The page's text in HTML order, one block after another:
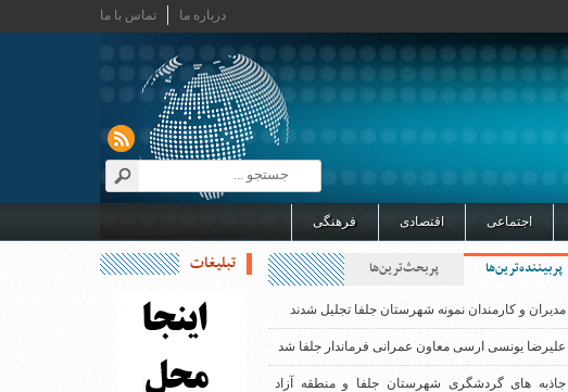
تماس با ما درباره ما
اجتماعی اقتصادی فرهنگی
تبلیغات پربیننده‌ترین‌ها پربحث‌ترین‌ها
مدیران و کارمندان نمونه شهرستان جلفا تجلیل شدند
علیرضا یونسی ارسی معاون عمرانی فرماندار جلفا شد
جاذبه های گردشگری شهرستان جلفا و منطقه آزاد